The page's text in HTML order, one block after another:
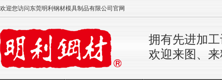
欢迎您访问东莞明利钢材模具制品有限公司官网
拥有先进加
欢迎来图、